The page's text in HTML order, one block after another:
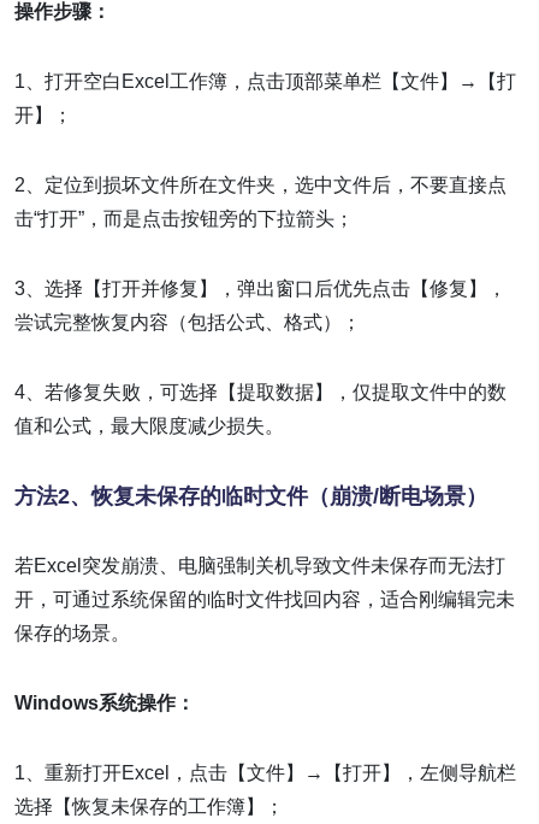
操作步骤：
1、打开空白Excel工作簿，点击顶部菜单栏【文件】→【打
开】；
2、定位到损坏文件所在文件夹，选中文件后，不要直接点
击“打开”，而是点击按钮旁的下拉箭头；
3、选择【打开并修复】，弹出窗口后优先点击【修复】，
尝试完整恢复内容（包括公式、格式）；
4、若修复失败，可选择【提取数据】，仅提取文件中的数
值和公式，最大限度减少损失。
方法2、恢复未保存的临时文件（崩溃/断电场景）
若Excel突发崩溃、电脑强制关机导致文件未保存而无法打
开，可通过系统保留的临时文件找回内容，适合刚编辑完未
保存的场景。
Windows系统操作：
1、重新打开Excel，点击【文件】→【打开】，左侧导航栏
选择【恢复未保存的工作簿】；